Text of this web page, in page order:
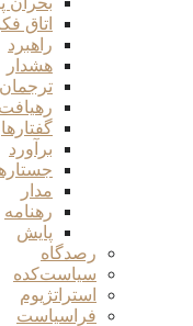
اتاق
راهبرد
هشدار
ترجمان
رهیافت
گفتارها
برآورد
مدار
رهنامه
پایش
رصدگاه
سیاست‌کده
استراتژیوم
فراسیاست